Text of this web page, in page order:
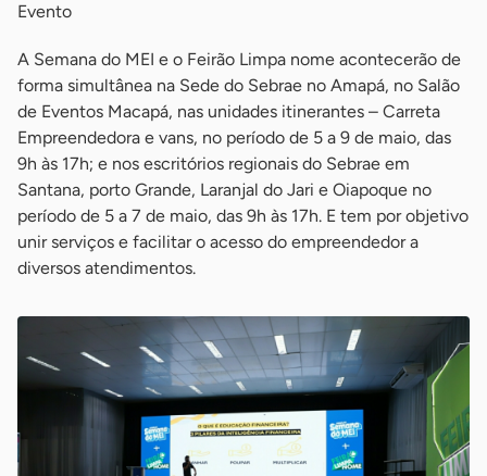
Evento
A Semana do MEI e o Feirão Limpa nome acontecerão de
forma simultânea na Sede do Sebrae no Amapá, no Salão
de Eventos Macapá, nas unidades itinerantes – Carreta
Empreendedora e vans, no período de 5 a 9 de maio, das
9h às 17h; e nos escritórios regionais do Sebrae em
Santana, porto Grande, Laranjal do Jari e Oiapoque no
período de 5 a 7 de maio, das 9h às 17h. E tem por objetivo
unir serviços e facilitar o acesso do empreendedor a
diversos atendimentos.